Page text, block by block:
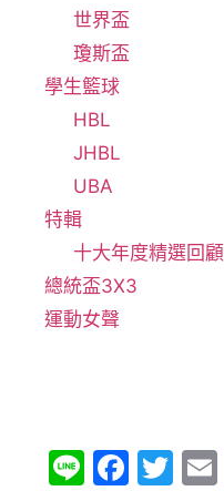
世界盃
瓊斯盃
學生籃球
HBL
JHBL
UBA
特輯
十大年度精選回顧
總統盃3X3
運動女聲
Li F
T